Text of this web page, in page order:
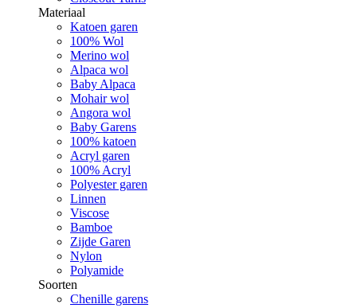
Materiaal
Katoen garen
100% Wol
Merino wol
Alpaca wol
Baby Alpaca
Mohair wol
Angora wol
Baby Garens
100% katoen
Acryl garen
100% Acryl
Polyester garen
Linnen
Viscose
Bamboe
Zijde Garen
Nylon
Polyamide
Soorten
Chenille garens